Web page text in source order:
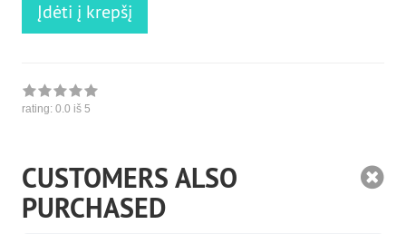
Įdėti į krepšį
rating: 0.0 iš 5
CUSTOMERS ALSO
PURCHASED